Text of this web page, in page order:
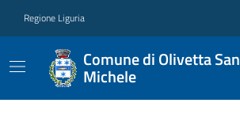
Regione Liguria
Comune di Olivetta San
Michele